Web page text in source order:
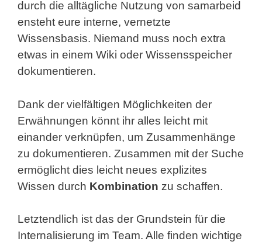
durch die alltägliche Nutzung von samarbeid
ensteht eure interne, vernetzte
Wissensbasis. Niemand muss noch extra
etwas in einem Wiki oder Wissensspeicher
dokumentieren.
Dank der vielfältigen Möglichkeiten der
Erwähnungen könnt ihr alles leicht mit
einander verknüpfen, um Zusammenhänge
zu dokumentieren. Zusammen mit der Suche
ermöglicht dies leicht neues explizites
Wissen durch Kombination zu schaffen.
Letztendlich ist das der Grundstein für die
Internalisierung im Team. Alle finden wichtige